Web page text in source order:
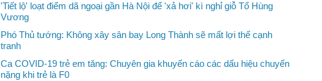
'Tiết lộ' loạt điểm dã ngoại gần Hà Nội để 'xả hơi' kì nghỉ giỗ Tổ Hùng
Vương
Phó Thủ tướng: Không xây sân bay Long Thành sẽ mất lợi thế cạnh
tranh
Ca COVID-19 trẻ em tăng: Chuyên gia khuyến cáo các dấu hiệu chuyển
nặng khi trẻ là F0